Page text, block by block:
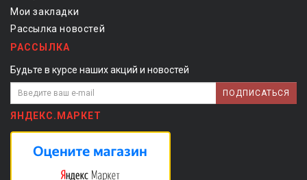
Мои закладки
Рассылка новостей
РАССЫЛКА
Будьте в курсе наших акций и новостей
ПОДПИСАТЬСЯ
ЯНДЕКС.МАРКЕТ